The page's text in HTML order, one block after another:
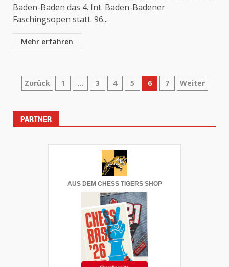
Baden-Baden das 4. Int. Baden-Badener
Faschingsopen statt. 96...
Mehr erfahren
Seitennummerierung
Beiträge
Zurück 1 … 3 4 5 6 7 Weiter
PARTNER
AUS DEM CHESS TIGERS SHOP